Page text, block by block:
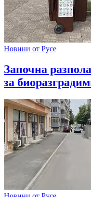
Новини от Русе
Започна
за